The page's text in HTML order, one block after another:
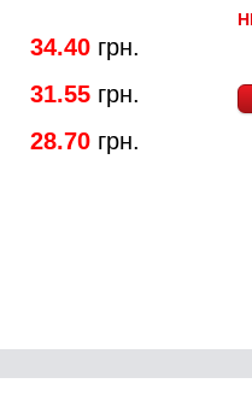
34.40 грн.
31.55 грн.
28.70 грн.